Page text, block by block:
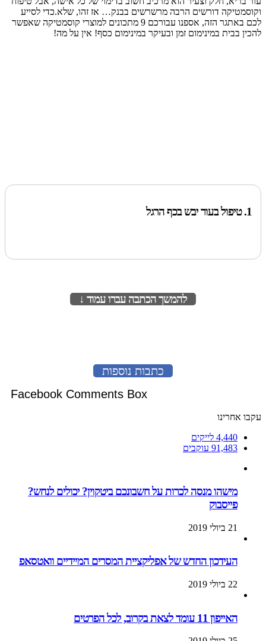
וקוסמטיקה דורשים הרבה מרשרשים בבנק… אז זהו, שלא.כדי לסייע
לכם באתגר הזה, אספנו עבורכם 9 מתכונים למוצרי קוסמטיקה שאפשר
להכין בבית במינימום זמן ובעיקר במינימום כסף! אין על מה!
1. טיפול בעור יבש בכף הרגל
להמשך הכתבה עברו עמוד ↓
כתבות נוספות
Facebook Comments Box
עקבו אחרינו
4,440 לייקים
91,483 עוקבים
מישהו מנסה לכרות על חשבונכם ביטקוין? יכולים לנחש?
פייסבוק
21 ביולי 2019
העידכון החדש של אפליקציית המסרים המיידיים וואטסאפ
22 ביולי 2019
האייפון 11 עומד לצאת בקרוב, לכל הפרטים